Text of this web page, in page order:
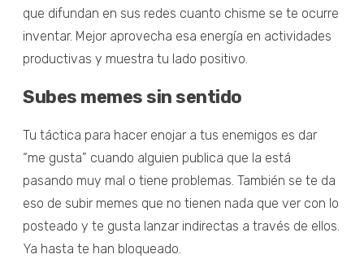
que difundan en sus redes cuanto chisme se te ocurre
inventar. Mejor aprovecha esa energía en actividades
productivas y muestra tu lado positivo.
Subes memes sin sentido
Tu táctica para hacer enojar a tus enemigos es dar
“me gusta” cuando alguien publica que la está
pasando muy mal o tiene problemas. También se te da
eso de subir memes que no tienen nada que ver con lo
posteado y te gusta lanzar indirectas a través de ellos.
Ya hasta te han bloqueado.